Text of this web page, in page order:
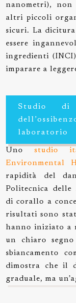
nanometri),
altri piccoli
sicuri. La dicitura
essere
ingredienti
imparare a
Studio di
laboratorio
Unostudio
Environmental
rapidità del
Politecnica delle
di corallo a
risultati sono
hanno iniziato a
un chiaro
sbiancamento
dimostra che il
graduale, ma